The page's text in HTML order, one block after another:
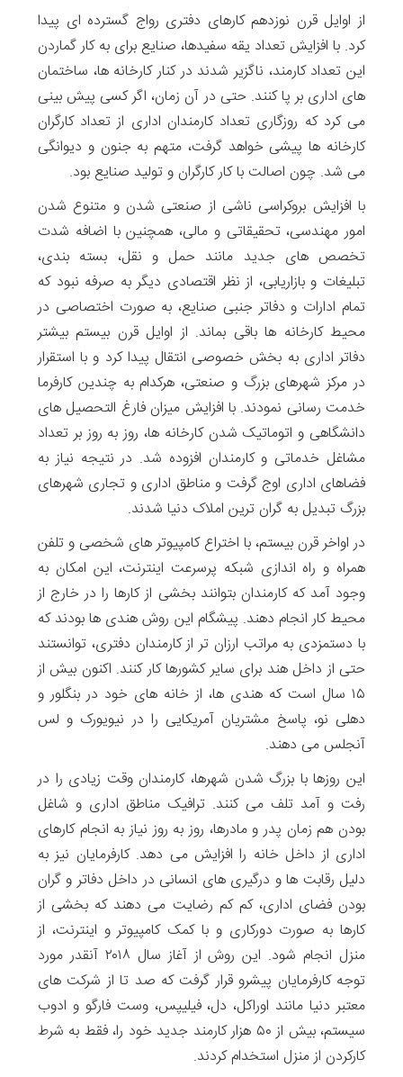
از اوایل قرن نوزدهم کارهای دفتری رواج گسترده ای پیدا
کرد. با افزایش تعداد یقه سفیدها، صنایع برای به کار گماردن
این تعداد کارمند، ناگزیر شدند در کنار کارخانه ها، ساختمان
های اداری بر پا کنند. حتی در آن زمان، اگر کسی پیش بینی
می کرد که روزگاری تعداد کارمندان اداری از تعداد کارگران
کارخانه ها پیشی خواهد گرفت، متهم به جنون و دیوانگی
می شد. چون اصالت با کار کارگران و تولید صنایع بود.
با افزایش بروکراسی ناشی از صنعتی شدن و متنوع شدن
امور مهندسی، تحقیقاتی و مالی، همچنین با اضافه شدت
تخصص های جدید مانند حمل و نقل، بسته بندی،
تبلیغات و بازاریابی، از نظر اقتصادی دیگر به صرفه نبود که
تمام ادارات و دفاتر جنبی صنایع، به صورت اختصاصی در
محیط کارخانه ها باقی بماند. از اوایل قرن بیستم بیشتر
دفاتر اداری به بخش خصوصی انتقال پیدا کرد و با استقرار
در مرکز شهرهای بزرگ و صنعتی، هرکدام به چندین کارفرما
خدمت رسانی نمودند. با افزایش میزان فارغ التحصیل های
دانشگاهی و اتوماتیک شدن کارخانه ها، روز به روز بر تعداد
مشاغل خدماتی و کارمندان افزوده شد. در نتیجه نیاز به
فضاهای اداری اوج گرفت و مناطق اداری و تجاری شهرهای
بزرگ تبدیل به گران ترین املاک دنیا شدند.
در اواخر قرن بیستم، با اختراع کامپیوتر های شخصی و تلفن
همراه و راه اندازی شبکه پرسرعت اینترنت، این امکان به
وجود آمد که کارمندان بتوانند بخشی از کارها را در خارج از
محیط کار انجام دهند. پیشگام این روش هندی ها بودند که
با دستمزدی به مراتب ارزان تر از کارمندان دفتری، توانستند
حتی از داخل هند برای سایر کشورها کار کنند. اکنون بیش از
۱۵ سال است که هندی ها، از خانه های خود در بنگلور و
دهلی نو، پاسخ مشتریان آمریکایی را در نیویورک و لس
آنجلس می دهند.
این روزها با بزرگ شدن شهرها، کارمندان وقت زیادی را در
رفت و آمد تلف می کنند. ترافیک مناطق اداری و شاغل
بودن هم زمان پدر و مادرها، روز به روز نیاز به انجام کارهای
اداری از داخل خانه را افزایش می دهد. کارفرمایان نیز به
دلیل رقابت ها و درگیری های انسانی در داخل دفاتر و گران
بودن فضای اداری، کم کم رضایت می دهند که بخشی از
کارها به صورت دورکاری و با کمک کامپیوتر و اینترنت، از
منزل انجام شود. این روش از آغاز سال ۲۰۱۸ آنقدر مورد
توجه کارفرمایان پیشرو قرار گرفت که صد تا از شرکت های
معتبر دنیا مانند اوراکل، دل، فیلیپس، وست فارگو و ادوب
سیستم، بیش از ۵۰ هزار کارمند جدید خود را، فقط به شرط
کارکردن از منزل استخدام کردند.